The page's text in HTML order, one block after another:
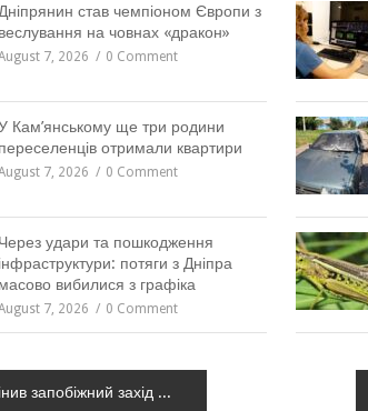
Дніпрянин став чемпіоном Європи з
веслування на човнах «дракон»
7, 2026 0 Comment
Кам’янському ще три родини
переселенців отримали квартири
7, 2026 0 Comment
Через удари та пошкодження
інфраструктури: потяги з Дніпра
масово вибилися з графіка
7, 2026 0 Comment
Суд змінив запобіжний захід ексочільнику поліції Одещини